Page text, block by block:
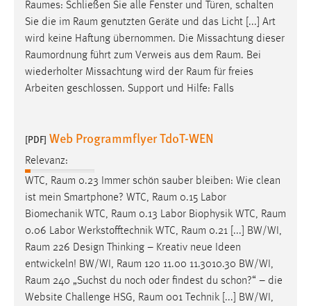
Raumes: Schließen Sie alle Fenster und Türen, schalten
Sie die im Raum genutzten Geräte und das Licht [...] Art
wird keine Haftung übernommen. Die Missachtung dieser
Raumordnung führt zum Verweis aus dem Raum. Bei
wiederholter Missachtung wird der Raum für freies
Arbeiten geschlossen. Support und Hilfe: Falls
[PDF] Web Programmflyer TdoT-WEN
Relevanz:
WTC, Raum 0.23 Immer schön sauber bleiben: Wie clean
ist mein Smartphone? WTC, Raum 0.15 Labor
Biomechanik WTC, Raum 0.13 Labor Biophysik WTC, Raum
0.06 Labor Werkstofftechnik WTC, Raum 0.21 [...] BW/WI,
Raum 226 Design Thinking – Kreativ neue Ideen
entwickeln! BW/WI, Raum 120 11.00 11.3010.30 BW/WI,
Raum 240 „Suchst du noch oder findest du schon?“ – die
Website Challenge HSG, Raum 001 Technik [...] BW/WI,
EXTERNE MEDIEN
Um Inhalte von Videoplattformen und Social Media
Plattformen anzeigen zu können, werden von diesen
externen Medien Cookies gesetzt.
YouTube
Vimeo